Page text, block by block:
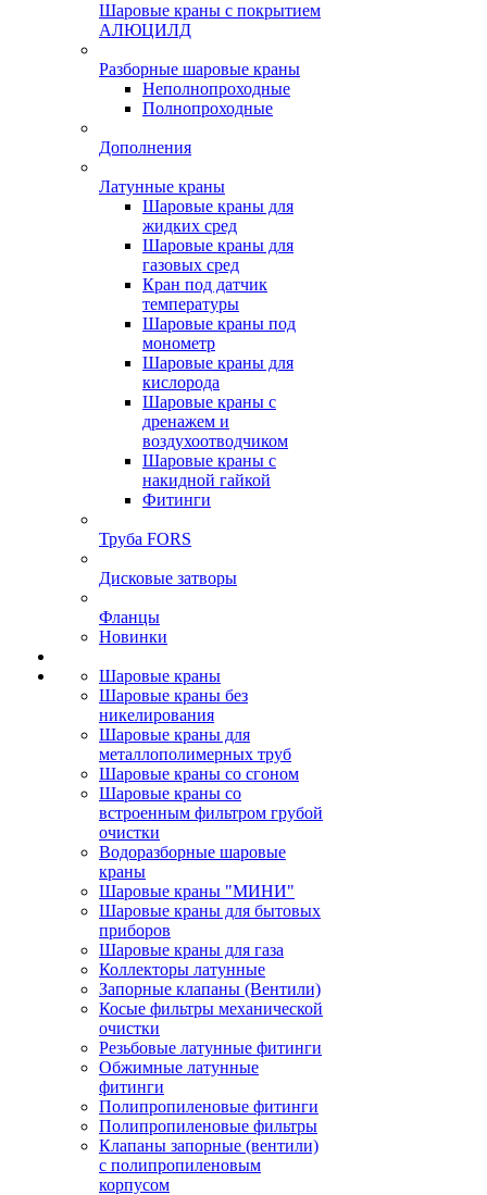
Шаровые краны с покрытием
АЛЮЦИЛД
Разборные шаровые краны
Неполнопроходные
Полнопроходные
Дополнения
Латунные краны
Шаровые краны для
жидких сред
Шаровые краны для
газовых сред
Кран под датчик
температуры
Шаровые краны под
монометр
Шаровые краны для
кислорода
Шаровые краны с
дренажем и
воздухоотводчиком
Шаровые краны с
накидной гайкой
Фитинги
Труба FORS
Дисковые затворы
Фланцы
Новинки
Шаровые краны
Шаровые краны без
никелирования
Шаровые краны для
металлополимерных труб
Шаровые краны со сгоном
Шаровые краны со
встроенным фильтром грубой
очистки
Водоразборные шаровые
краны
Шаровые краны "МИНИ"
Шаровые краны для бытовых
приборов
Шаровые краны для газа
Коллекторы латунные
Запорные клапаны (Вентили)
Косые фильтры механической
очистки
Резьбовые латунные фитинги
Обжимные латунные
фитинги
Полипропиленовые фитинги
Полипропиленовые фильтры
Клапаны запорные (вентили)
с полипропиленовым
корпусом